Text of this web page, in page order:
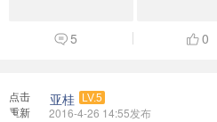
5 0
点击
重新
亚桂 LV.5
2016-4-26 14:55发布